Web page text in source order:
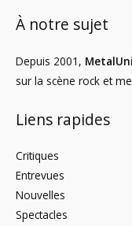
À notre sujet
Depuis 2001,
sur la scène rock et
Liens rapides
Critiques
Entrevues
Nouvelles
Spectacles